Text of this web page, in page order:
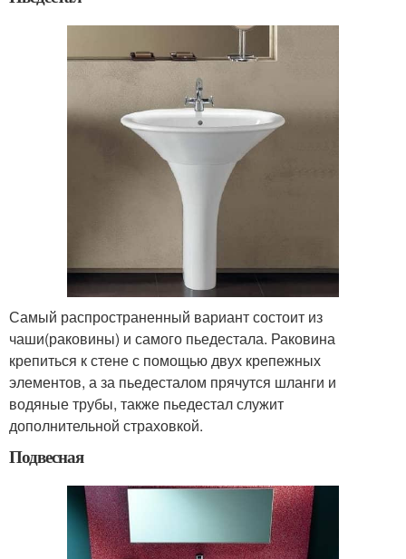
Самый распространенный вариант состоит из
чаши(раковины) и самого пьедестала. Раковина
крепиться к стене с помощью двух крепежных
элементов, а за пьедесталом прячутся шланги и
водяные трубы, также пьедестал служит
дополнительной страховкой.
Подвесная